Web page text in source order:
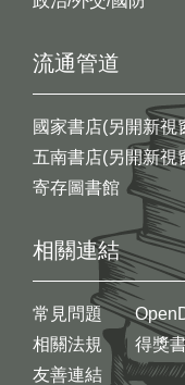
流通管道
國家書店(另開新視
五南書店(另開新視
寄存圖書館
相關連結
常見問題
相關法規
友善連結
得獎